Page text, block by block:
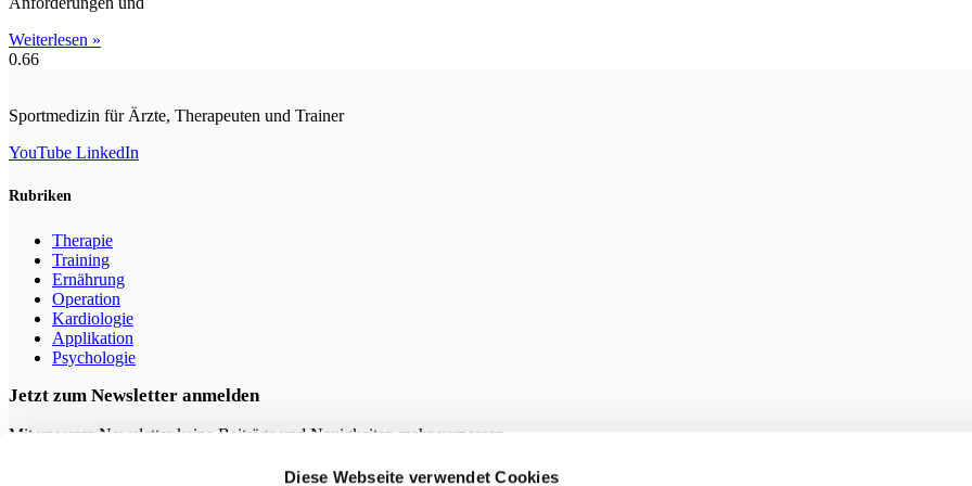
Diese Webseite verwendet Cookies
Weiterlesen »
Sportmedizin für Ärzte, Therapeuten und Trainer
YouTube LinkedIn
Rubriken
Therapie
Training
Ernährung
Operation
Kardiologie
Applikation
Psychologie
Jetzt zum Newsletter anmelden
Mit unserem Newsletter keine Beiträge und Neuigkeiten mehr verpassen.